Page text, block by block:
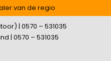
van de regio
| 0570 – 531035
| 0570 – 531035